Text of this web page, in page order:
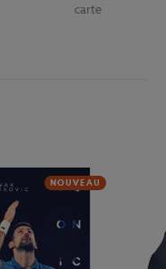
carte
NOUVEAU